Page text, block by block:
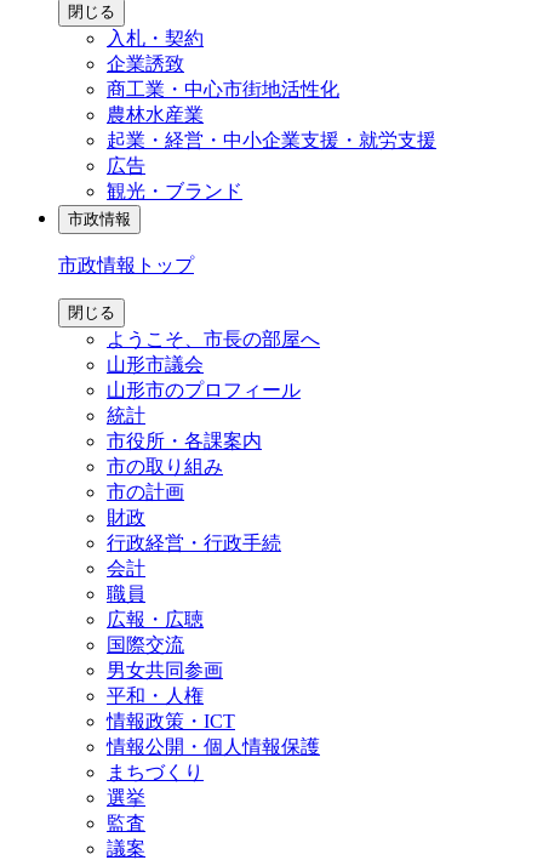
閉じる
入札・契約
企業誘致
商工業・中心市街地活性化
農林水産業
起業・経営・中小企業支援・就労支援
広告
観光・ブランド
市政情報
市政情報 トップ
閉じる
ようこそ、市長の部屋へ
山形市議会
山形市のプロフィール
統計
市役所・各課案内
市の取り組み
市の計画
財政
行政経営・行政手続
会計
職員
広報・広聴
国際交流
男女共同参画
平和・人権
情報政策・ICT
情報公開・個人情報保護
まちづくり
選挙
監査
議案